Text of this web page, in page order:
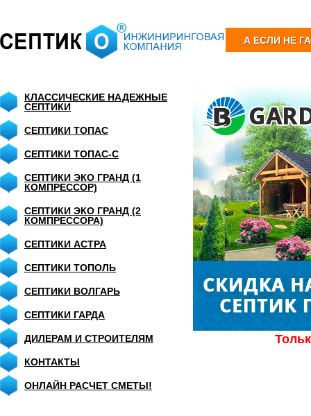
А ЕСЛИ НЕ
КЛАССИЧЕСКИЕ НАДЕЖНЫЕ
СЕПТИКИ
СЕПТИКИ ТОПАС
СЕПТИКИ ТОПАС-С
СЕПТИКИ ЭКО ГРАНД (1
КОМПРЕССОР)
СЕПТИКИ ЭКО ГРАНД (2
КОМПРЕССОРА)
СЕПТИКИ АСТРА
СЕПТИКИ ТОПОЛЬ
СЕПТИКИ ВОЛГАРЬ
СЕПТИКИ ГАРДА
ДИЛЕРАМ И СТРОИТЕЛЯМ
КОНТАКТЫ
ОНЛАЙН РАСЧЕТ СМЕТЫ!